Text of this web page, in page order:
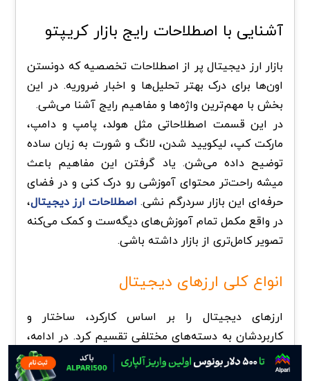
آشنایی با اصطلاحات رایج بازار کریپتو
بازار ارز دیجیتال پر از اصطلاحات تخصصیه که دونستن
اون‌ها برای درک بهتر تحلیل‌ها و اخبار ضروریه. در این
بخش با مهم‌ترین واژه‌ها و مفاهیم رایج آشنا می‌شی.
در این قسمت اصطلاحاتی مثل هولد، پامپ و دامپ،
مارکت کپ، لیکویید شدن، لانگ و شورت به زبان ساده
توضیح داده می‌شن. یاد گرفتن این مفاهیم باعث
میشه راحت‌تر محتوای آموزشی رو درک کنی و در فضای
حرفه‌ای این بازار سردرگم نشی. اصطلاحات ارز دیجیتال،
در واقع مکمل تمام آموزش‌های دیگه‌ست و کمک می‌کنه
تصویر کامل‌تری از بازار داشته باشی.
انواع کلی ارزهای دیجیتال
ارزهای دیجیتال را بر اساس کارکرد، ساختار و
کاربردشان به دسته‌های مختلفی تقسیم کرد. در ادامه،
یک دسته‌بندی جامع و ساده از انواع ارز دیجیتال ارائه
می‌دم: